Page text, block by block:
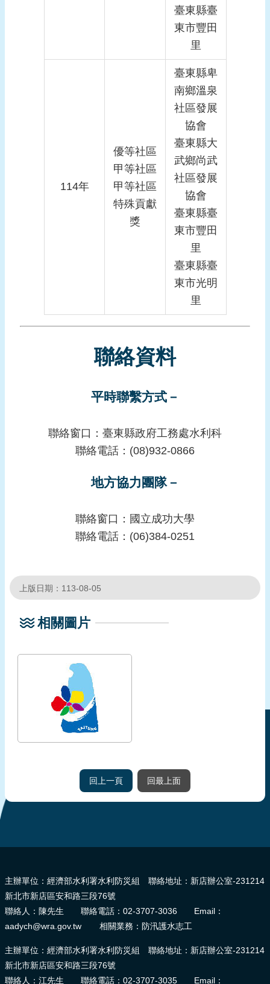
臺東縣臺
東市豐田
里
114年
優等社區
甲等社區
甲等社區
特殊貢獻
獎
臺東縣卑
南鄉溫泉
社區發展
協會
臺東縣大
武鄉尚武
社區發展
協會
臺東縣臺
東市豐田
里
臺東縣臺
東市光明
里
聯絡資料
平時聯繫方式－
聯絡窗口：臺東縣政府工務處水利科
聯絡電話：(08)932-0866
地方協力團隊－
聯絡窗口：國立成功大學
聯絡電話：(06)384-0251
上版日期：113-08-05
相關圖片
回上一頁 回最上面
主辦單位：經濟部水利署水利防災組 聯絡地址：新店辦公室-231214
新北市新店區安和路三段76號
聯絡人：陳先生 聯絡電話：02-3707-3036 Email：
aadych@wra.gov.tw 相關業務：防汛護水志工
主辦單位：經濟部水利署水利防災組 聯絡地址：新店辦公室-231214
新北市新店區安和路三段76號
聯絡人：江先生 聯絡電話：02-3707-3035 Email：